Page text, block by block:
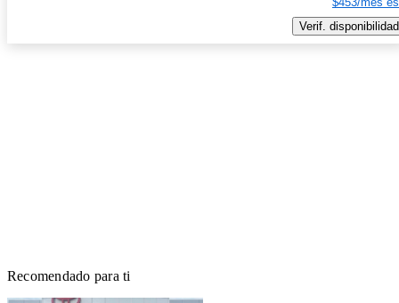
Verif. disponibilidad
Recomendado para ti